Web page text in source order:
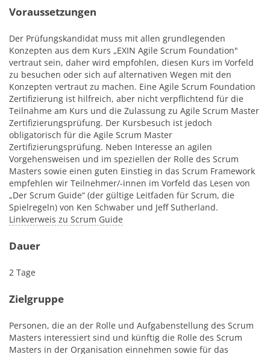
Voraussetzungen
Der Prüfungskandidat muss mit allen grundlegenden
Konzepten aus dem Kurs „EXIN Agile Scrum Foundation"
vertraut sein, daher wird empfohlen, diesen Kurs im Vorfeld
zu besuchen oder sich auf alternativen Wegen mit den
Konzepten vertraut zu machen. Eine Agile Scrum Foundation
Zertifizierung ist hilfreich, aber nicht verpflichtend für die
Teilnahme am Kurs und die Zulassung zu Agile Scrum Master
Zertifizierungsprüfung. Der Kursbesuch ist jedoch
obligatorisch für die Agile Scrum Master
Zertifizierungsprüfung. Neben Interesse an agilen
Vorgehensweisen und im speziellen der Rolle des Scrum
Masters sowie einen guten Einstieg in das Scrum Framework
empfehlen wir Teilnehmer/-innen im Vorfeld das Lesen von
„Der Scrum Guide“ (der gültige Leitfaden für Scrum, die
Spielregeln) von Ken Schwaber und Jeff Sutherland.
Linkverweis zu Scrum Guide
Dauer
2 Tage
Zielgruppe
Personen, die an der Rolle und Aufgabenstellung des Scrum
Masters interessiert sind und künftig die Rolle des Scrum
Masters in der Organisation einnehmen sowie für das